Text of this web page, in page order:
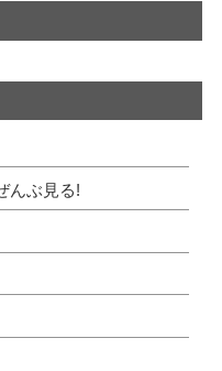
んぶ見る!